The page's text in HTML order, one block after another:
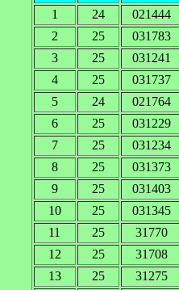
1 24 021444
2
25 031783
3
25 031241
4
25 031737
5
24 021764
6
25 031229
7
25 031234
8
25 031373
9
25 031403
10
25 031345
11
25 31770
12
25 31708
13
25 31275